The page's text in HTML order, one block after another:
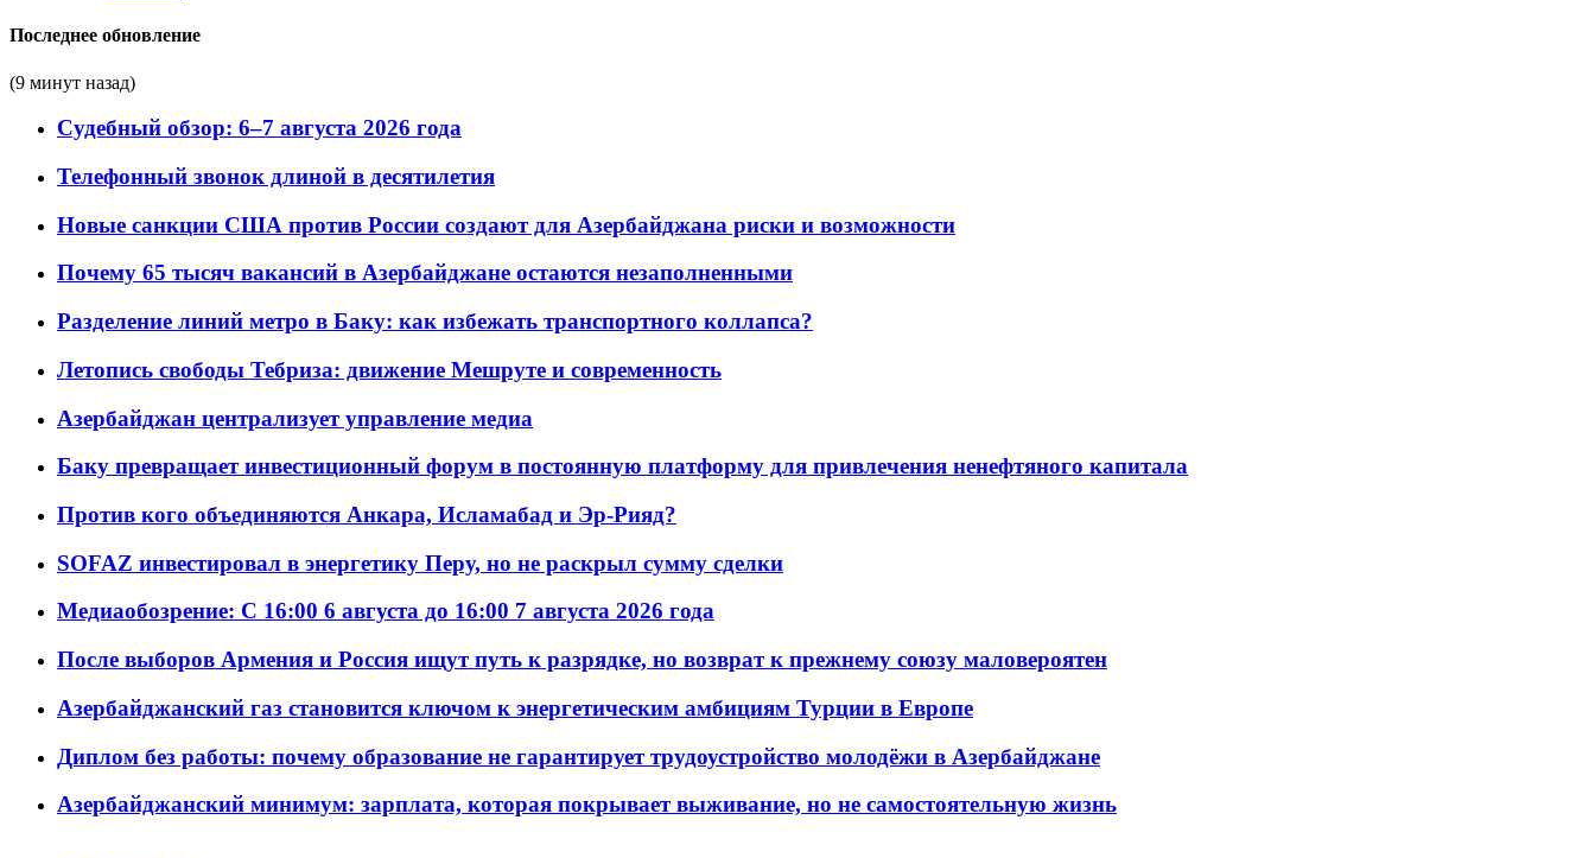
Последнее обновление
(9 минут назад)
Судебный обзор: 6–7 августа 2026 года
Телефонный звонок длиной в десятилетия
Новые санкции США против России создают для Азербайджана риски и возможности
Почему 65 тысяч вакансий в Азербайджане остаются незаполненными
Разделение линий метро в Баку: как избежать транспортного коллапса?
Летопись свободы Тебриза: движение Мешруте и современность
Азербайджан централизует управление медиа
Баку превращает инвестиционный форум в постоянную платформу для привлечения ненефтяного капитала
Против кого объединяются Анкара, Исламабад и Эр-Рияд?
SOFAZ инвестировал в энергетику Перу, но не раскрыл сумму сделки
Медиаобозрение: С 16:00 6 августа до 16:00 7 августа 2026 года
После выборов Армения и Россия ищут путь к разрядке, но возврат к прежнему союзу маловероятен
Азербайджанский газ становится ключом к энергетическим амбициям Турции в Европе
Диплом без работы: почему образование не гарантирует трудоустройство молодёжи в Азербайджане
Азербайджанский минимум: зарплата, которая покрывает выживание, но не самостоятельную жизнь